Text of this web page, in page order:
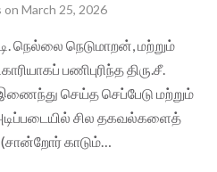
on March 25, 2026
நெல்லை நெடுமாறன், மற்றும்
பணிபுரிந்த திரு.சீ.
செய்த செப்பேடு மற்றும்
சில தகவல்களைத்
காடும்…